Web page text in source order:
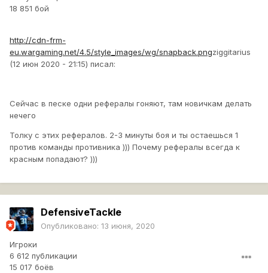
18 851 бой
http://cdn-frm-
eu.wargaming.net/4.5/style_images/wg/snapback.pngziggitarius
(12 июн 2020 - 21:15) писал:
Сейчас в песке одни рефералы гоняют, там новичкам делать
нечего
Толку с этих рефералов. 2-3 минуты боя и ты остаешься 1
против команды противника ))) Почему рефералы всегда к
красным попадают? )))
DefensiveTackle
Опубликовано: 13 июня, 2020
Игроки
6 612 публикации
15 017 боёв